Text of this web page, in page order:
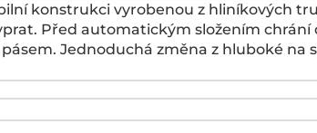
konstrukci vyrobenou z hliníkových
Před automatickým složením chrání
Jednoduchá změna z hluboké na